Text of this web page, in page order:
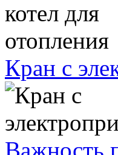
Кран с